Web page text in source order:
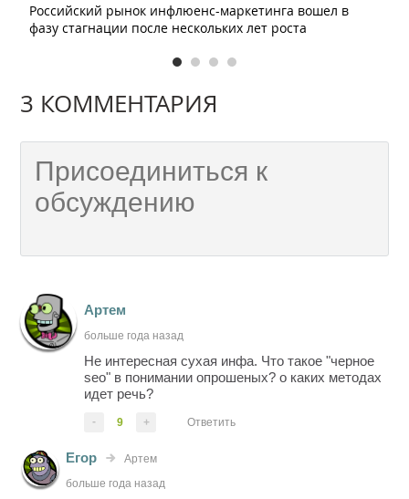
Российский рынок инфлюенс-маркетинга вошел в
фазу стагнации после нескольких лет роста
3 КОММЕНТАРИЯ
Артем
больше года назад
Не интересная сухая инфа. Что такое "черное
seo" в понимании опрошеных? о каких методах
идет речь?
- 9 + Ответить
Егор
Артем
больше года назад